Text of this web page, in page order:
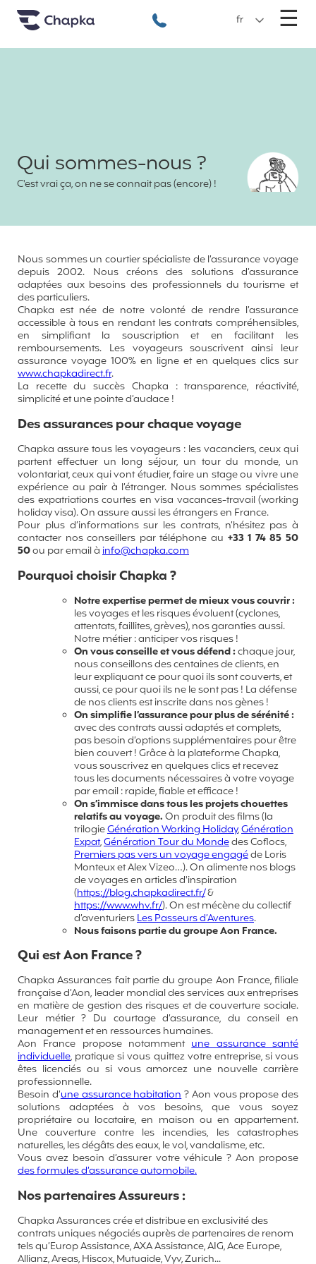
Chapka Assurances Voyages
+33 1 74 85 50 50
fr ☰
Qui sommes-nous ?
C'est vrai ça, on ne se connait pas (encore) !
Nous sommes un courtier spécialiste de l’assurance voyage
depuis 2002. Nous créons des solutions d’assurance
adaptées aux besoins des professionnels du tourisme et
des particuliers.
Chapka est née de notre volonté de rendre l’assurance
accessible à tous en rendant les contrats compréhensibles,
en simplifiant la souscription et en facilitant les
remboursements. Les voyageurs souscrivent ainsi leur
assurance voyage 100% en ligne et en quelques clics sur
www.chapkadirect.fr.
La recette du succès Chapka : transparence, réactivité,
simplicité et une pointe d’audace !
Des assurances pour chaque voyage
Chapka assure tous les voyageurs : les vacanciers, ceux qui
partent effectuer un long séjour, un tour du monde, un
volontariat, ceux qui vont étudier, faire un stage ou vivre une
expérience au pair à l’étranger. Nous sommes spécialistes
des expatriations courtes en visa vacances-travail (working
holiday visa). On assure aussi les étrangers en France.
Pour plus d’informations sur les contrats, n’hésitez pas à
contacter nos conseillers par téléphone au +33 1 74 85 50
50ou par email àinfo@chapka.com
Pourquoi choisir Chapka ?
Notre expertise permet de mieux vous couvrir :
les voyages et les risques évoluent (cyclones,
attentats, faillites, grèves), nos garanties aussi.
Notre métier : anticiper vos risques !
On vous conseille et vous défend :chaque jour,
nous conseillons des centaines de clients, en
leur expliquant ce pour quoi ils sont couverts, et
aussi, ce pour quoi ils ne le sont pas ! La défense
de nos clients est inscrite dans nos gènes !
On simplifie l’assurance pour plus de sérénité :
avec des contrats aussi adaptés et complets,
pas besoin d’options supplémentaires pour être
bien couvert ! Grâce à la plateforme Chapka,
vous souscrivez en quelques clics et recevez
tous les documents nécessaires à votre voyage
par email : rapide, fiable et efficace !
On s’immisce dans tous les projets chouettes
relatifs au voyage.On produit des films (la
trilogieGénération Working Holiday,Génération
Expat,Génération Tour du Mondedes Coflocs,
Premiers pas vers un voyage engagéde Loris
Monteux et Alex Vizeo…). On alimente nos blogs
de voyages en articles d'inspiration
(https://blog.chapkadirect.fr/&
https://www.whv.fr/). On est mécène du collectif
d’aventuriersLes Passeurs d’Aventures.
Nous faisons partie du groupe Aon France.
Qui est Aon France ?
Chapka Assurances fait partie du groupe Aon France, filiale
française d’Aon, leader mondial des services aux entreprises
en matière de gestion des risques et de couverture sociale.
Leur métier ? Du courtage d’assurance, du conseil en
management et en ressources humaines.
Aon France propose notammentune assurance santé
individuelle, pratique si vous quittez votre entreprise, si vous
êtes licenciés ou si vous amorcez une nouvelle carrière
professionnelle.
Besoin d’une assurance habitation? Aon vous propose des
solutions adaptées à vos besoins, que vous soyez
propriétaire ou locataire, en maison ou en appartement.
Une couverture contre les incendies, les catastrophes
naturelles, les dégâts des eaux, le vol, vandalisme, etc.
Vous avez besoin d’assurer votre véhicule ? Aon propose
des formules d’assurance automobile.
Nos partenaires Assureurs :
Chapka Assurances crée et distribue en exclusivité des
contrats uniques négociés auprès de partenaires de renom
tels qu’Europ Assistance, AXA Assistance, AIG, Ace Europe,
Allianz, Areas, Hiscox, Mutuaide, Vyv, Zurich...